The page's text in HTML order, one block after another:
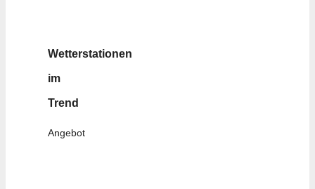
Wetterstationen
im
Trend
Angebot